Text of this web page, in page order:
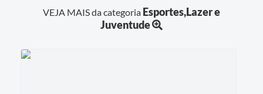
VEJA MAIS da categoria Esportes,Lazer e
Juventude